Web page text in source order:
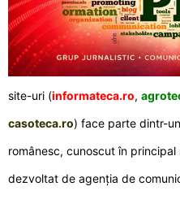
site-uri (informateca.ro,
casoteca.ro) face parte dintr-
românesc, cunoscut în
dezvoltat de agenția de